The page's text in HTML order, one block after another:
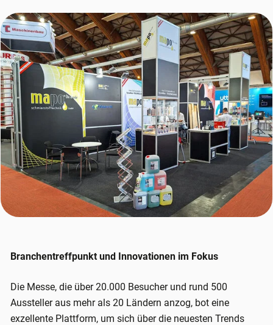
Branchentreffpunkt und Innovationen im Fokus
Die Messe, die über 20.000 Besucher und rund 500
Aussteller aus mehr als 20 Ländern anzog, bot eine
exzellente Plattform, um sich über die neuesten Trends